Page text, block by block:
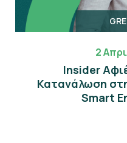
2
Insider
Κατανάλωση
Smart